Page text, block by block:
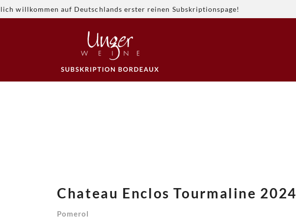
willkommen auf Deutschlands erster reinen Subskriptionspage!
Chateau Enclos Tourmaline 2024
Pomerol